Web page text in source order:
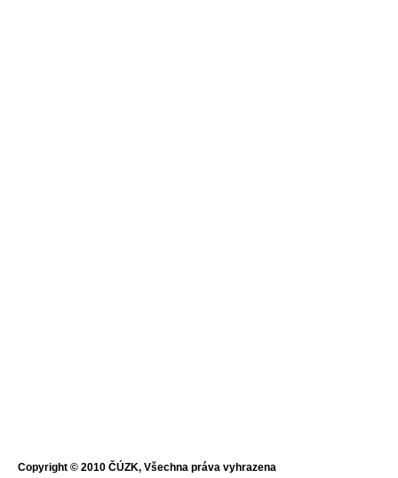
Copyright © 2010 ČÚZK, Všechna práva vyhrazena